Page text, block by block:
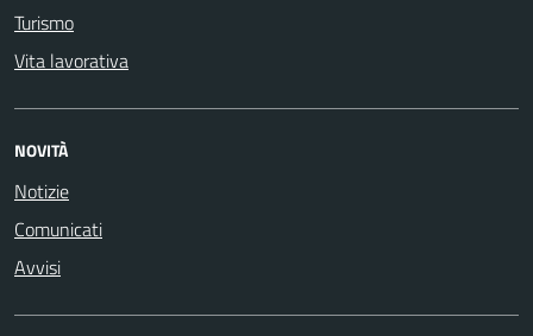
Turismo
Vita lavorativa
NOVITÀ
Notizie
Comunicati
Avvisi